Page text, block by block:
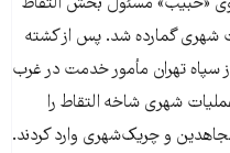
شهری گمارده شد. پس از کشته
سپاه تهران مأمور خدمت در غرب
شهری شاخه التقاط را
و چریک‌شهری وارد کردند.